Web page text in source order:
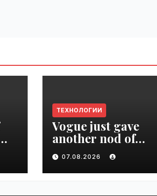
ТЕХНОЛОГИИ
Vogue just gave
another nod of
approval to the tech
world | VseTime.ru
07.08.2026